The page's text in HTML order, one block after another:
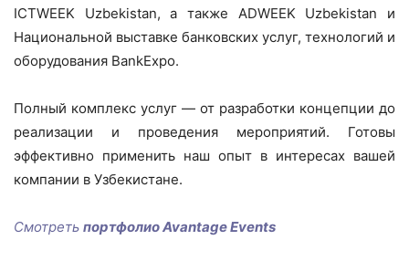
ICTWEEK Uzbekistan, а также ADWEEK Uzbekistan и
Национальной выставке банковских услуг, технологий и
оборудования BankExpo.
Полный комплекс услуг — от разработки концепции до
реализации и проведения мероприятий. Готовы
эффективно применить наш опыт в интересах вашей
компании в Узбекистане.
Смотреть портфолио Avantage Events